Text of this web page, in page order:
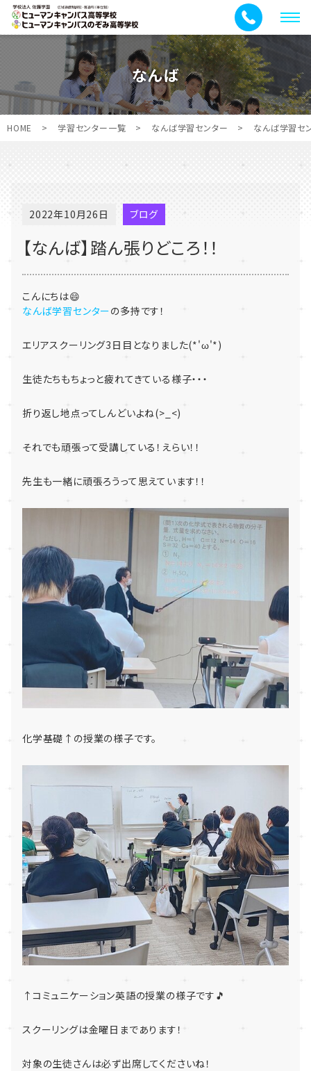
メ
ニ
ュ
ー
なんば
HOME > 学習センター一覧 > なんば学習センター > なんば学習セ
2022年10月26日 ブログ
【なんば】踏ん張りどころ！！
こんにちは😄
なんば学習センターの多持です！
エリアスクーリング3日目となりました(*'ω'*)
生徒たちもちょっと疲れてきている様子・・・
折り返し地点ってしんどいよね(>_<)
それでも頑張って受講している！えらい！！
先生も一緒に頑張ろうって思えています！！
化学基礎↑の授業の様子です。
↑コミュニケーション英語の授業の様子です🎵
スクーリングは金曜日まであります！
対象の生徒さんは必ず出席してくださいね！